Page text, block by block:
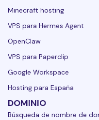
Minecraft hosting
VPS para Hermes Agent
OpenClaw
VPS para Paperclip
Google Workspace
Hosting para España
DOMINIO
Búsqueda de nombre de